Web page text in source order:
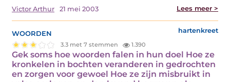
Victor Arthur 21 mei 2003 Lees meer >
woorden hartenkreet
3.3 met 7 stemmen 1.390
Gek soms hoe woorden falen in hun doel Hoe ze
kronkelen in bochten veranderen in gedrochten
en zorgen voor gewoel Hoe ze zijn misbruikt in